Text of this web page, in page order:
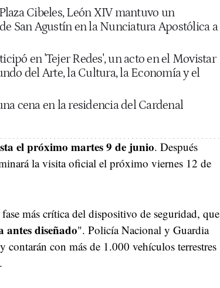
Cibeles, León XIV mantuvo un
San Agustín en la Nunciatura Apostólica a
en 'Tejer Redes', un acto en el Movistar
del Arte, la Cultura, la Economía y el
cena en la residencia del Cardenal
el próximo martes 9 de junio. Después
la visita oficial el próximo viernes 12 de
más crítica del dispositivo de seguridad, que
antes diseñado". Policía Nacional y Guardia
con más de 1.000 vehículos terrestres